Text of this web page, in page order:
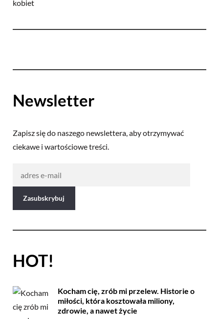
Newsletter
Zapisz się do naszego newslettera, aby otrzymywać
ciekawe i wartościowe treści.
HOT!
Kocham cię, zrób mi przelew. Historie o
miłości, która kosztowała miliony,
zdrowie, a nawet życie